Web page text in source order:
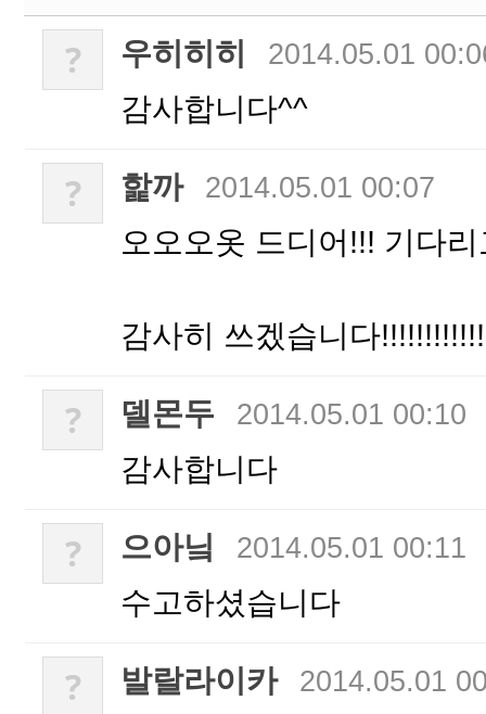
? 우히히히 2014.05.01
감사합니다^^
? 핥까 2014.05.01 00:07
오오오옷 드디어!!! 기다
감사히 쓰겠습니다
? 델몬두 2014.05.01 00:10
감사합니다
? 으아닠 2014.05.01 00:11
수고하셨습니다
? 발랄라이카 2014.05.01